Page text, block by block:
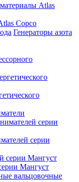
Atlas
Copco
Генераторы азота
серии
Мангуст